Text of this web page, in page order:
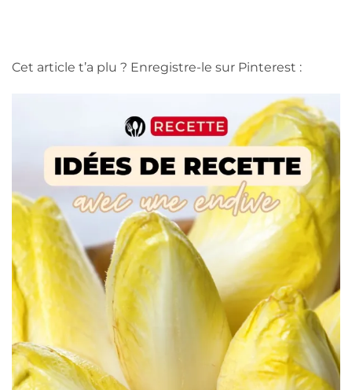
Cet article t’a plu ? Enregistre-le sur Pinterest :